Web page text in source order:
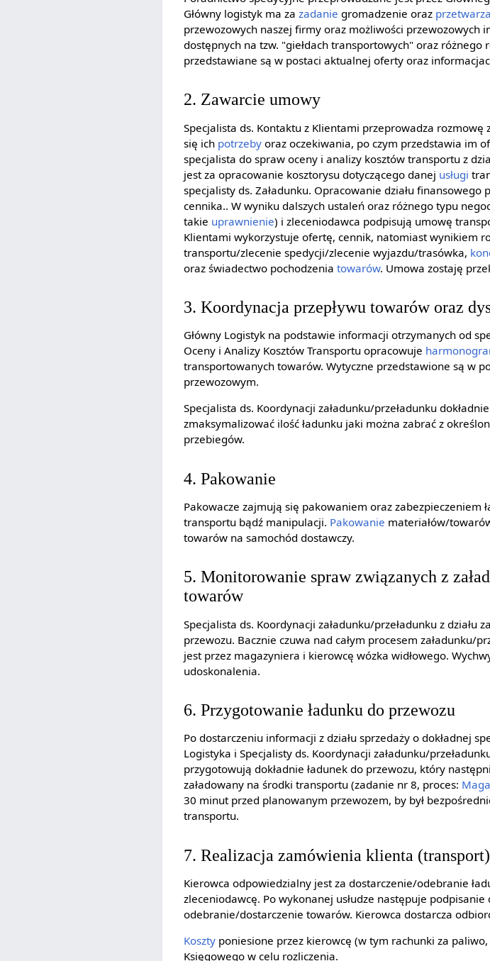
Główny logistyk ma zazadanie gromadzenie oraz
przewozowych naszej firmy oraz możliwości przewozowych
dostępnych na tzw. "giełdach transportowych" oraz
przedstawiane są w postaci aktualnej oferty oraz
2. Zawarcie umowy
Specjalista ds. Kontaktu z Klientami przeprowadza
się ich potrzeby oraz oczekiwania, po czym przedstawia im
specjalista do spraw oceny i analizy kosztów transportu z
jest za opracowanie kosztorysu dotyczącego danej usługi
specjalisty ds. Załadunku. Opracowanie działu
cennika.. W wyniku dalszych ustaleń oraz różnego typu
takie uprawnienie) i zleceniodawca podpisują umowę
Klientami wykorzystuje ofertę, cennik, natomiast wynikiem
transportu/zlecenie spedycji/zlecenie wyjazdu/trasówka,
oraz świadectwo pochodzeniatowarów. Umowa zostaję
3. Koordynacja przepływu towarów oraz
Główny Logistyk na podstawie informacji otrzymanych od
Oceny i Analizy Kosztów Transportu opracowuje
transportowanych towarów. Wytyczne przedstawione są w
przewozowym.
Specjalista ds. Koordynacji załadunku/przeładunku
zmaksymalizować ilość ładunku jaki można zabrać z
przebiegów.
4. Pakowanie
Pakowacze zajmują się pakowaniem oraz zabezpieczeniem
transportu bądź manipulacji. Pakowanie materiałów/
towarów na samochód dostawczy.
5. Monitorowanie spraw związanych z
towarów
Specjalista ds. Koordynacji załadunku/przeładunku z działu
przewozu. Bacznie czuwa nad całym procesem załadunku/
jest przez magazyniera i kierowcę wózka widłowego.
udoskonalenia.
6. Przygotowanie ładunku do przewozu
Po dostarczeniu informacji z działu sprzedaży o dokładnej
Logistyka i Specjalisty ds. Koordynacji załadunku/
przygotowują dokładnie ładunek do przewozu, który
załadowany na środki transportu (zadanie nr 8, proces:
30 minut przed planowanym przewozem, by był
transportu.
7. Realizacja zamówienia klienta (transport)
Kierowca odpowiedzialny jest za dostarczenie/odebranie
zleceniodawcę. Po wykonanej usłudze następuje
odebranie/dostarczenie towarów. Kierowca dostarcza
Koszty poniesione przez kierowcę (w tym rachunki za
Księgowego w celu rozliczenia.